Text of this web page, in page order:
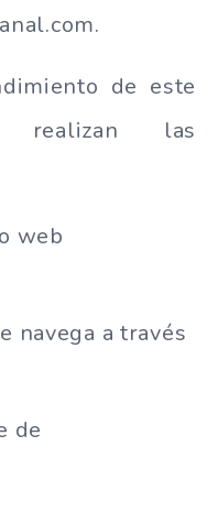
.
de este
las
web
navega a través
de